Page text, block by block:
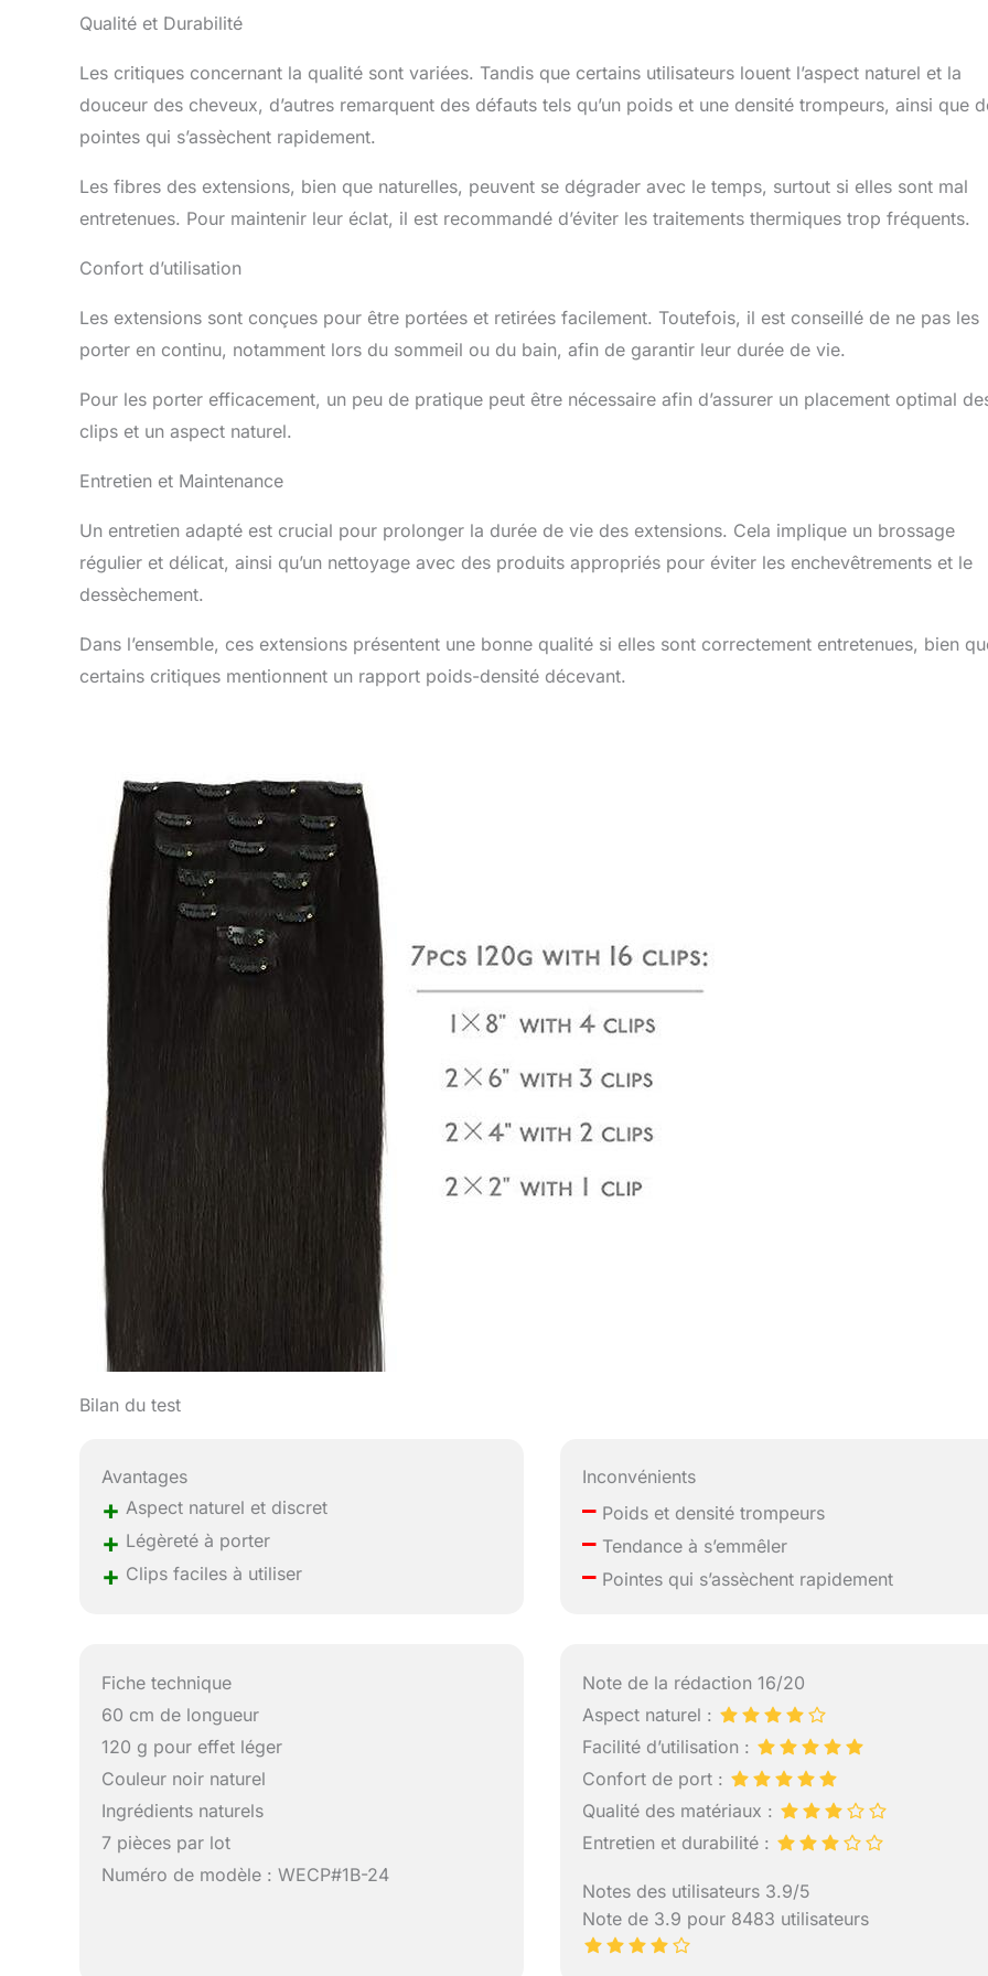
vous le bouclez ou le redressez, veuillez contrôler la température en
dessous de 250F. 【Conseils sur la chaleur】Nous aimons tous nos
extensions de cheveux et souhaitons qu'elles durent le plus longtemps
que les extensions de cheveux ont une durée de vie naturelle et qu'il est
donc normal qu'elles s'assèchent avec le temps. Si vous remarquez que
cela se produit, il est peut-être temps de les remplacer pour préserver la
Qualité et Durabilité
Les critiques concernant la qualité sont variées. Tandis que certains utilisateurs louent l’aspect naturel et la
douceur des cheveux, d’autres remarquent des défauts tels qu’un poids et une densité trompeurs, ainsi que
pointes qui s’assèchent rapidement.
Les fibres des extensions, bien que naturelles, peuvent se dégrader avec le temps, surtout si elles sont mal
entretenues. Pour maintenir leur éclat, il est recommandé d’éviter les traitements thermiques trop fréquents.
Confort d’utilisation
Les extensions sont conçues pour être portées et retirées facilement. Toutefois, il est conseillé de ne pas les
porter en continu, notamment lors du sommeil ou du bain, afin de garantir leur durée de vie.
Pour les porter efficacement, un peu de pratique peut être nécessaire afin d’assurer un placement optimal
clips et un aspect naturel.
Entretien et Maintenance
Un entretien adapté est crucial pour prolonger la durée de vie des extensions. Cela implique un brossage
régulier et délicat, ainsi qu’un nettoyage avec des produits appropriés pour éviter les enchevêtrements et le
dessèchement.
Dans l’ensemble, ces extensions présentent une bonne qualité si elles sont correctement entretenues, bien
certains critiques mentionnent un rapport poids-densité décevant.
Bilan du test
Avantages
+ Aspect naturel et discret
+ Légèreté à porter
+ Clips faciles à utiliser
Inconvénients
– Poids et densité trompeurs
– Tendance à s’emmêler
– Pointes qui s’assèchent rapidement
Fiche technique
60 cm de longueur
120 g pour effet léger
Couleur noir naturel
Ingrédients naturels
7 pièces par lot
Numéro de modèle : WECP#1B-24
Note de la rédaction 16/20
Aspect naturel :
Facilité d’utilisation :
Confort de port :
Qualité des matériaux :
Entretien et durabilité :
Notes des utilisateurs 3.9/5
Note de 3.9 pour 8483 utilisateurs